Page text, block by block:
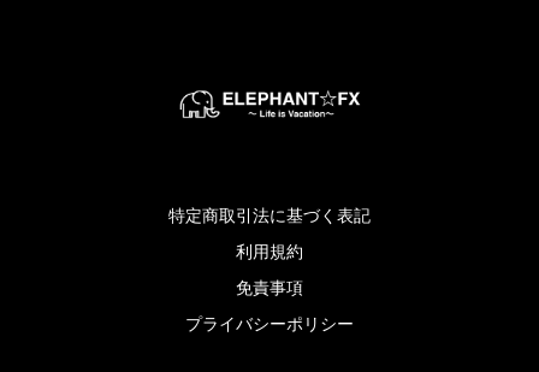
特定商取引法に基づく表記
利用規約
免責事項
プライバシーポリシー